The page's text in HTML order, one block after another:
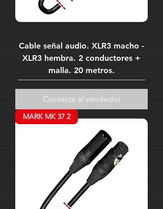
Cable señal audio. XLR3 macho -
XLR3 hembra. 2 conductores +
malla. 20 metros.
Contacta al vendedor
MARK MK 37 2